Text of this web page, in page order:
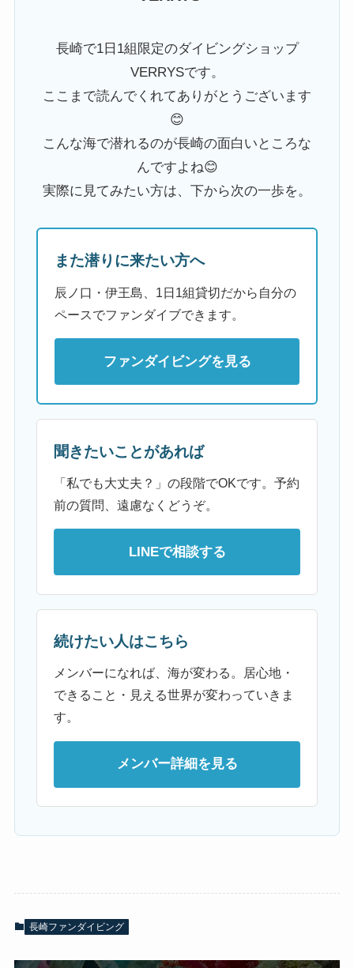
長崎で1日1組限定のダイビングショップ
VERRYSです。
ここまで読んでくれてありがとうございます
😊
こんな海で潜れるのが長崎の面白いところな
んですよね😊
実際に見てみたい方は、下から次の一歩を。
また潜りに来たい方へ
辰ノ口・伊王島、1日1組貸切だから自分の
ペースでファンダイブできます。
ファンダイビングを見る
聞きたいことがあれば
「私でも大丈夫？」の段階でOKです。予約
前の質問、遠慮なくどうぞ。
LINEで相談する
続けたい人はこちら
メンバーになれば、海が変わる。居心地・
できること・見える世界が変わっていきま
す。
メンバー詳細を見る
長崎ファンダイビング